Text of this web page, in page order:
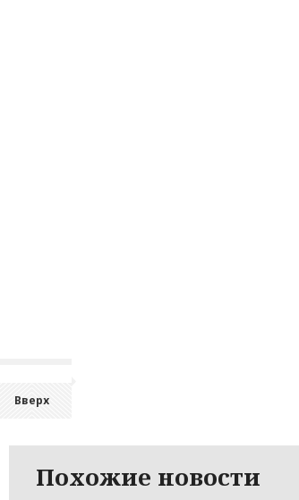
Вверх
Похожие новости